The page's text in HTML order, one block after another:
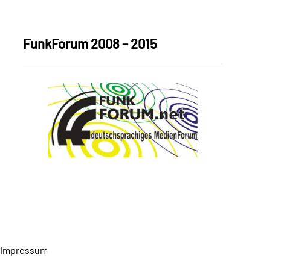
FunkForum 2008 – 2015
Impressum